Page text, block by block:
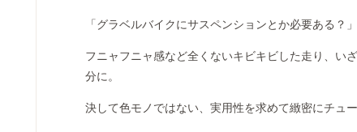
「グラベルバイクにサスペンションとか必要ある？
フニャフニャ感など全くないキビキビした走り、い
分に。
決して色モノではない、実用性を求めて緻密にチュ